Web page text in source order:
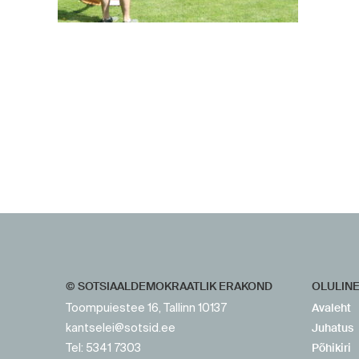
© SOTSIAALDEMOKRAATLIK ERAKOND
Toompuiestee 16, Tallinn 10137
kantselei@sotsid.ee
Tel: 5341 7303
OLULINE
Avaleht
Juhatus
Põhikiri